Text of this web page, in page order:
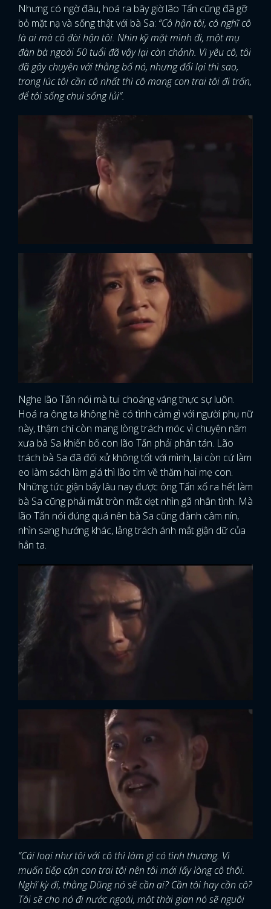
Nhưng có ngờ đâu, hoá ra bây giờ lão Tấn cũng đã gỡ
bỏ mặt nạ và sống thật với bà Sa: “Cô hận tôi, cô nghĩ cô
là ai mà cô đòi hận tôi. Nhìn kỹ mặt mình đi, một mụ
đàn bà ngoài 50 tuổi đã vậy lại còn chảnh. Vì yêu cô, tôi
đã gây chuyện với thằng bố nó, nhưng đổi lại thì sao,
trong lúc tôi cần cô nhất thì cô mang con trai tôi đi trốn,
để tôi sống chui sống lủi“.
Nghe lão Tấn nói mà tui choáng váng thực sự luôn.
Hoá ra ông ta không hề có tình cảm gì với người phụ nữ
này, thậm chí còn mang lòng trách móc vì chuyện năm
xưa bà Sa khiến bố con lão Tấn phải phân tán. Lão
trách bà Sa đã đối xử không tốt với mình, lại còn cứ làm
eo làm sách làm giá thì lão tìm về thăm hai mẹ con.
Những tức giận bấy lâu nay được ông Tấn xổ ra hết làm
bà Sa cũng phải mắt tròn mắt dẹt nhìn gã nhân tình. Mà
lão Tấn nói đúng quá nên bà Sa cũng đành câm nín,
nhìn sang hướng khác, lảng trách ánh mắt giận dữ của
hắn ta.
“Cái loại như tôi với cô thì làm gì có tình thương. Vì
muốn tiếp cận con trai tôi nên tôi mới lấy lòng cô thôi.
Nghĩ kỳ đi, thằng Dũng nó sẽ cần ai? Cần tôi hay cần cô?
Tôi sẽ cho nó đi nước ngoài, một thời gian nó sẽ nguôi